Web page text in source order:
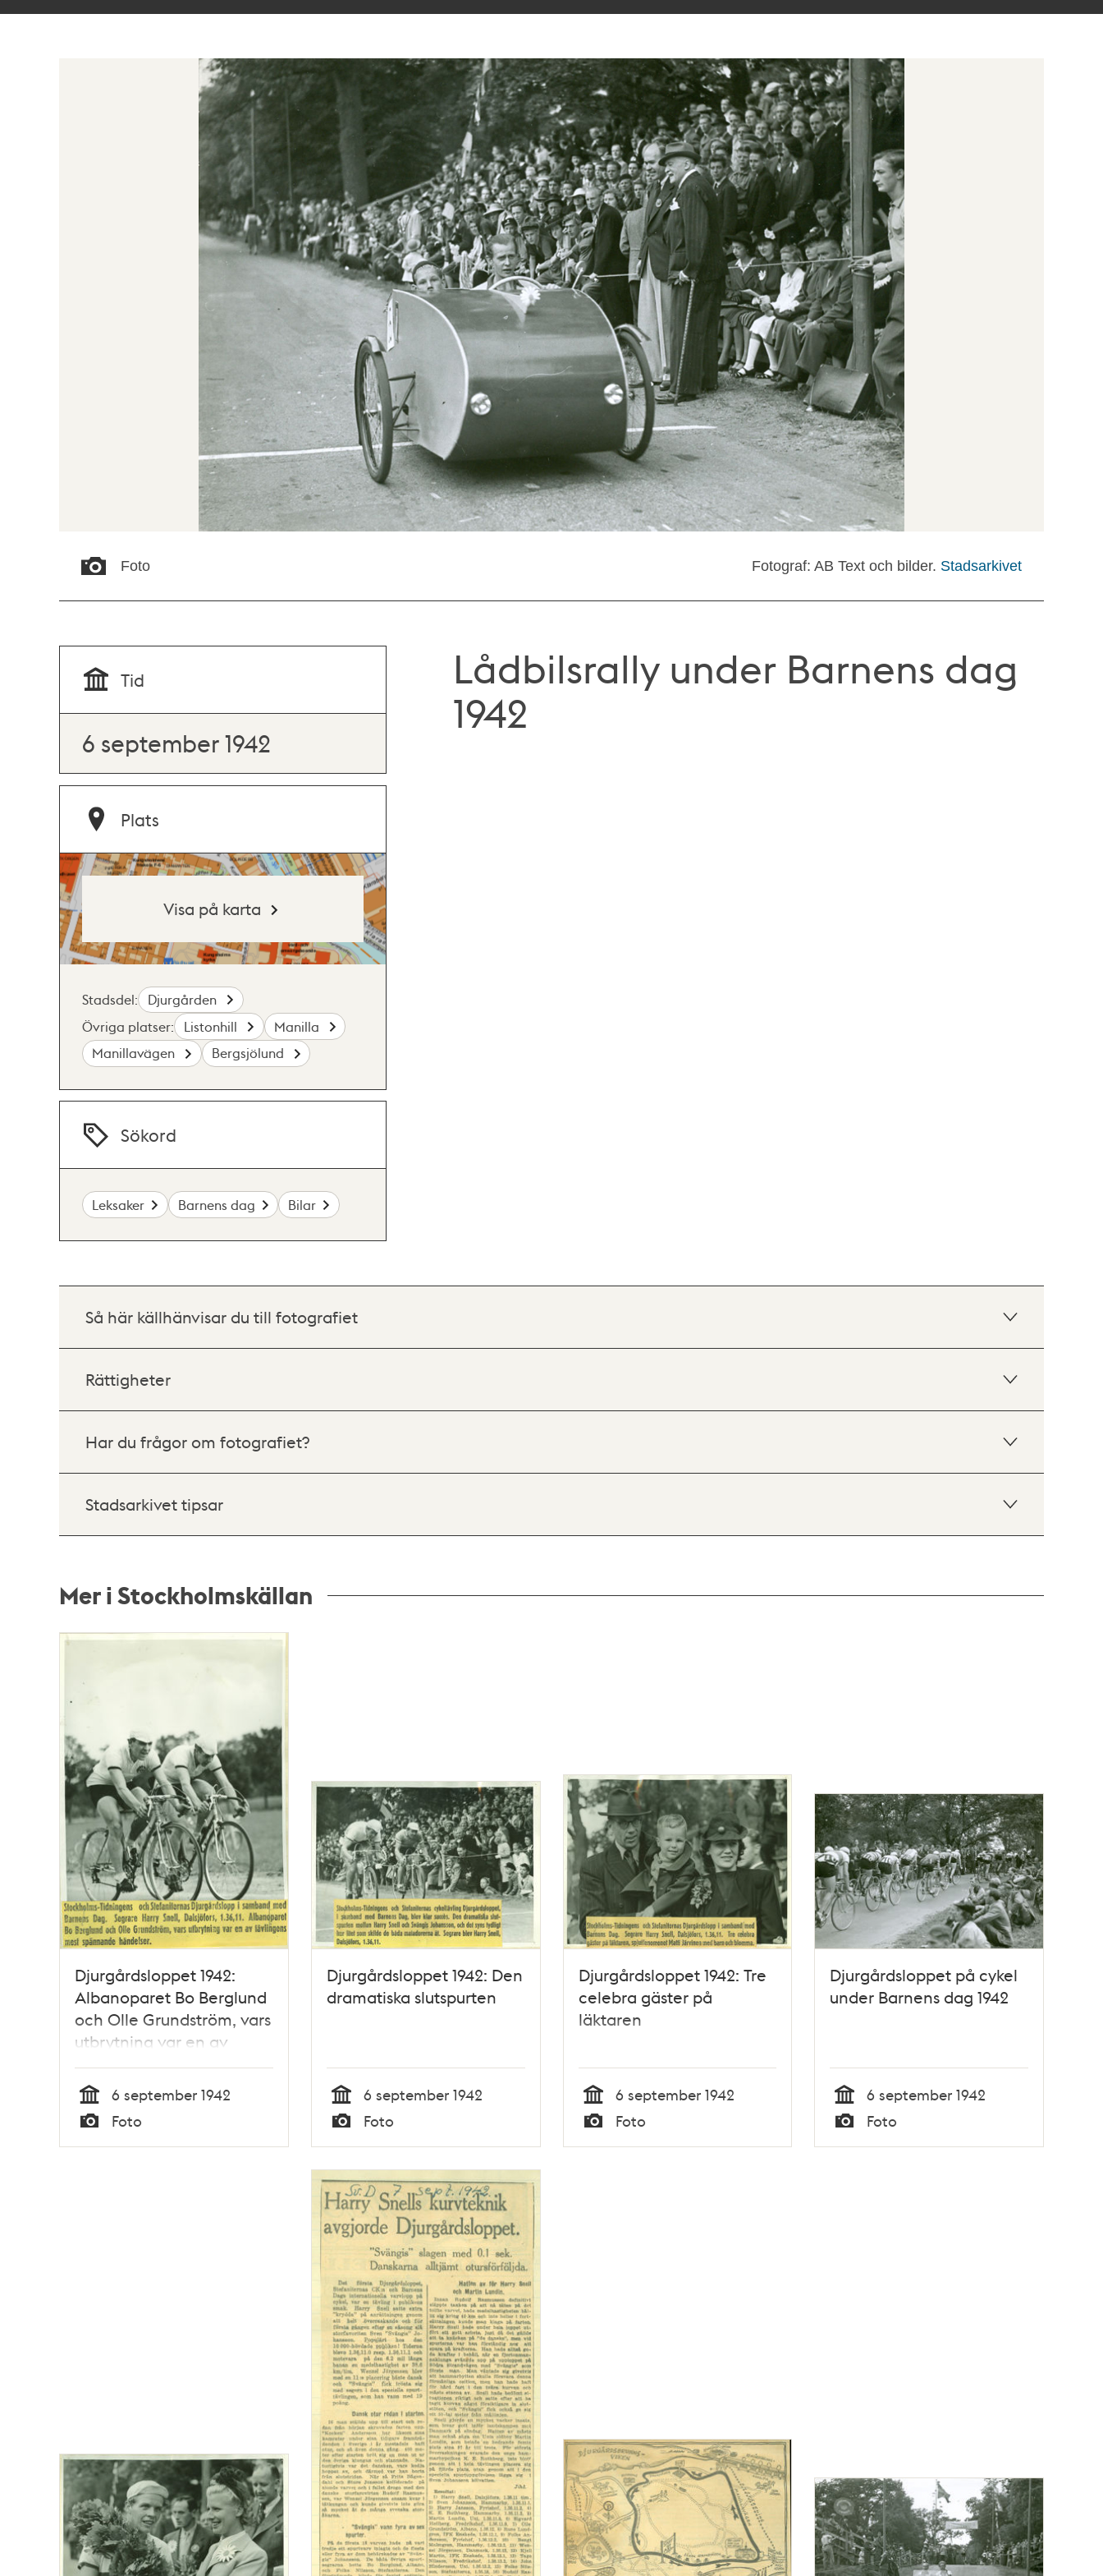
Foto Fotograf: AB Text och bilder. Stadsarkivet
Lådbilsrally under Barnens dag
1942
Tid
6 september 1942
Plats
Visa på karta
Stadsdel:
Djurgården
Övriga platser:
Listonhill
Manilla
Manillavägen
Bergsjölund
Sökord
Leksaker Barnens dag Bilar
Så här källhänvisar du till fotografiet
Rättigheter
Har du frågor om fotografiet?
Stadsarkivet tipsar
Mer i Stockholmskällan
Relaterade
Djurgårdsloppet 1942:
Albanoparet Bo Berglund
och Olle Grundström, vars
utbrytning var en av
tävlingens mest
spännande händelser
Tid
6 september 1942
Typ
Foto
Djurgårdsloppet 1942: Den
dramatiska slutspurten
Tid
6 september 1942
Typ
Foto
Djurgårdsloppet 1942: Tre
celebra gäster på
läktaren
Tid
6 september 1942
Typ
Foto
Djurgårdsloppet på cykel
under Barnens dag 1942
Tid
6 september 1942
Typ
Foto